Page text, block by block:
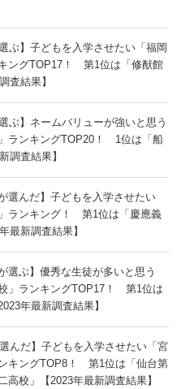
ぶ】子どもを入学させたい「福岡
ングTOP17！ 第1位は「修猷館
査結果】
ぶ】ネームバリューが強いと思う
ランキングTOP20！ 1位は「船
調査結果】
選んだ】子どもを入学させたい
ランキング！ 第1位は「慶應義
最新調査結果】
選ぶ】優秀な生徒が多いと思う
」ランキングTOP17！ 第1位は
年最新調査結果】
んだ】子どもを入学させたい「宮
キングTOP8！ 第1位は「仙台第
高校」【2023年最新調査結果】